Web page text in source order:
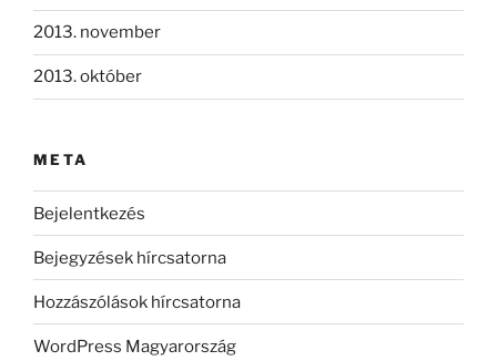
2013. november
2013. október
META
Bejelentkezés
Bejegyzések hírcsatorna
Hozzászólások hírcsatorna
WordPress Magyarország